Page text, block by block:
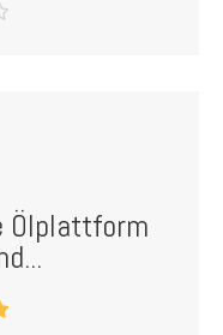
Ölplattform